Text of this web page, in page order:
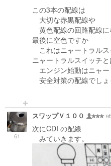
この3本の配線は
大切な赤黒配線や
黄色配線の回路配線に
最後に空色ですか
これはニャートラル
ニャートラルスイッチと
エンジン始動はニャ
安全対策の配線でしょ
61
スワップＶ１００
次にCDI の配線
みていきます。